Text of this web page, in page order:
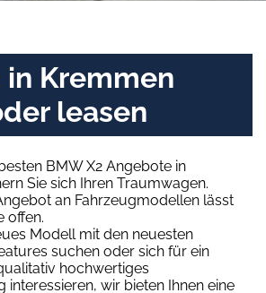
in Kremmen
leasen
BMW X2 Angebote in
Sie sich Ihren Traumwagen.
an Fahrzeugmodellen lässt
offen.
Modell mit den neuesten
suchen oder sich für ein
hochwertiges
interessieren, wir bieten Ihnen eine